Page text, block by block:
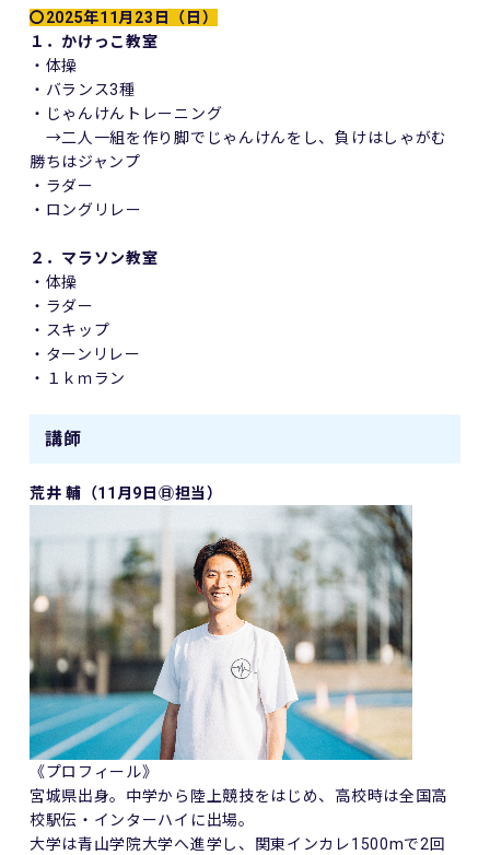
〇2025年11月23日（日）
１．かけっこ教室
・体操
・バランス3種
・じゃんけんトレーニング
→二人一組を作り脚でじゃんけんをし、負けはしゃがむ
勝ちはジャンプ
・ラダー
・ロングリレー
２．マラソン教室
・体操
・ラダー
・スキップ
・ターンリレー
・１ｋｍラン
講師
荒井 輔（11月9日㊐担当）
《プロフィール》
宮城県出身。中学から陸上競技をはじめ、高校時は全国高
校駅伝・インターハイに出場。
大学は青山学院大学へ進学し、関東インカレ1500mで2回